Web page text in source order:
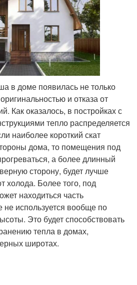
в доме появилась не только
и отказа от
Как оказалось, в постройках с
тепло распределяется
наиболее короткий скат
дома, то помещения под
а более длинный
сторону, будет лучше
холода. Более того, под
находиться часть
не используется вообще по
Это будет способствовать
тепла в домах,
широтах.